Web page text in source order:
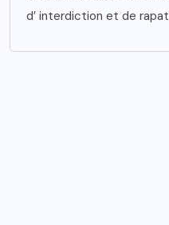
d’ interdiction et de